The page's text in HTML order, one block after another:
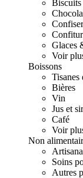
Biscuits
Glaces
Voir
Boissons
Tisanes
Bières
Vin
Jus et
Café
Voir
Non
Soins
Autres